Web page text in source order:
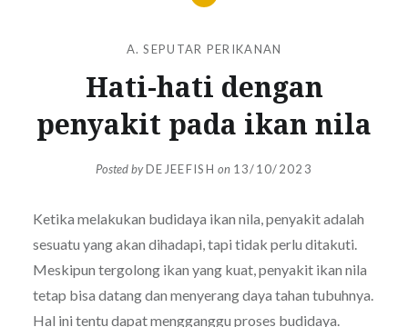
A. SEPUTAR PERIKANAN
Hati-hati dengan
penyakit pada ikan nila
Posted byDEJEEFISH on 13/10/2023
Ketika melakukan budidaya ikan nila, penyakit adalah
sesuatu yang akan dihadapi, tapi tidak perlu ditakuti.
Meskipun tergolong ikan yang kuat, penyakit ikan nila
tetap bisa datang dan menyerang daya tahan tubuhnya.
Hal ini tentu dapat mengganggu proses budidaya.